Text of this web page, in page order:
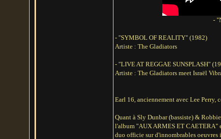
-
- "SYMBOL OF REALITY" (1982)
Artiste : The Gladiators
- "LIVE AT REGGAE SUNSPLASH"
Artiste : The Gladiators meet Israël
Earl 16, anciennement avec Lee Perry,
Quant à Sly Dunbar (bassiste) &
l'album "AUX ARMES ET CAETERA"
duo officie sur d'innombrables oeuvres